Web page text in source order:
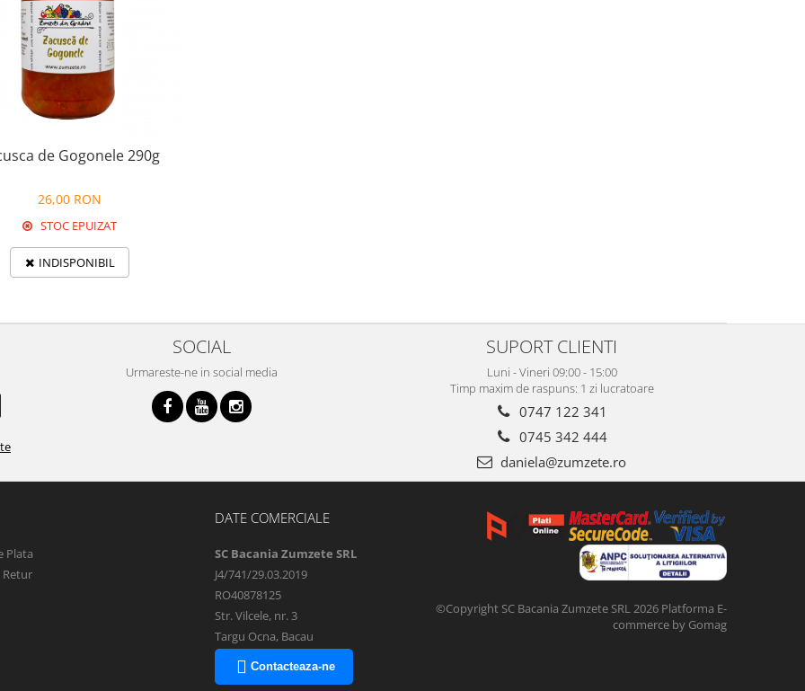
de Gogonele 290g
26,00 RON
STOC EPUIZAT
INDISPONIBIL
SOCIAL
Urmareste-ne in social media
SUPORT CLIENTI
Luni - Vineri 09:00 - 15:00
Timp maxim de raspuns: 1 zi lucratoare
0747 122 341
0745 342 444
daniela@zumzete.ro
Plata
Retur
DATE COMERCIALE
SC Bacania Zumzete SRL
J4/741/29.03.2019
RO40878125
Str. Vilcele, nr. 3
Targu Ocna, Bacau
Contacteaza-ne
©Copyright SC Bacania Zumzete SRL 2026 Platforma E-
commerce by Gomag